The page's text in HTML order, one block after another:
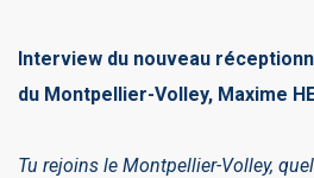
Interview du nouveau
du Montpellier-Volley, Maxime
Tu rejoins le Montpellier-Volley,